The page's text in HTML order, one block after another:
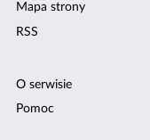
Mapa strony
RSS
O serwisie
Pomoc